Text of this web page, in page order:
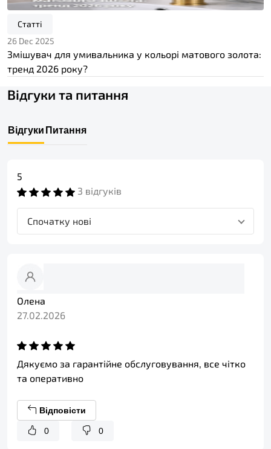
Статті
26 Dec 2025
Змішувач для умивальника у кольорі матового золота:
тренд 2026 року?
Відгуки та питання
Відгуки Питання
5
3 відгуків
Спочатку нові
Олена
27.02.2026
Дякуємо за гарантійне обслуговування, все чітко
та оперативно
Відповісти
0 0